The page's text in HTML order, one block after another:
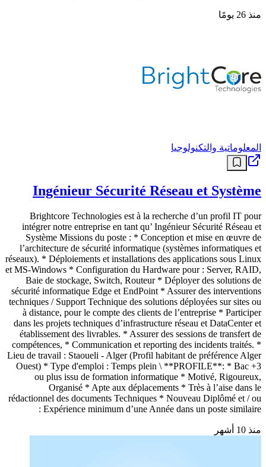
منذ 26 يومًا
المعلوماتية والتكنولوجيا
Ingénieur Sécurité Réseau et Système
Brightcore Technologies est à la recherche d’un profil IT pour
intégrer notre entreprise en tant qu’ Ingénieur Sécurité Réseau et
Système Missions du poste : * Conception et mise en œuvre de
l’architecture de sécurité informatique (systèmes informatiques et
réseaux). * Déploiements et installations des applications sous Linux
et MS-Windows * Configuration du Hardware pour : Server, RAID,
Baie de stockage, Switch, Routeur * Déployer des solutions de
sécurité informatique Edge et EndPoint * Assurer des interventions
techniques / Support Technique des solutions déployées sur sites ou
à distance, pour le compte des clients de l’entreprise * Participer
dans les projets techniques d’infrastructure réseau et DataCenter et
établissement des livrables. * Assurer des sessions de transfert de
compétences, * Communication et reporting des incidents traités. *
Lieu de travail : Staoueli - Alger (Profil habitant de préférence Alger
Ouest) * Type d'emploi : Temps plein \ **PROFILE**: * Bac +3
ou plus issu de formation informatique * Motivé, Rigoureux,
Organisé * Apte aux déplacements * Très à l’aise dans le
rédactionnel des documents Techniques * Nouveau Diplômé et / ou
Expérience minimum d’une Année dans un poste similaire :
منذ 10 أشهر